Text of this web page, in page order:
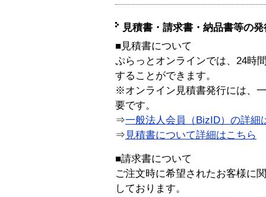
見積書・請求書・納品書等の
■見積書について
ぷらっとオンラインでは、24時
することができます。
※オンライン見積書発行には、
要です。
⇒一般法人会員（BizID）の詳細
⇒ 見積書について詳細はこちら
■請求書について
ご注文時に希望されたお客様に
しております。